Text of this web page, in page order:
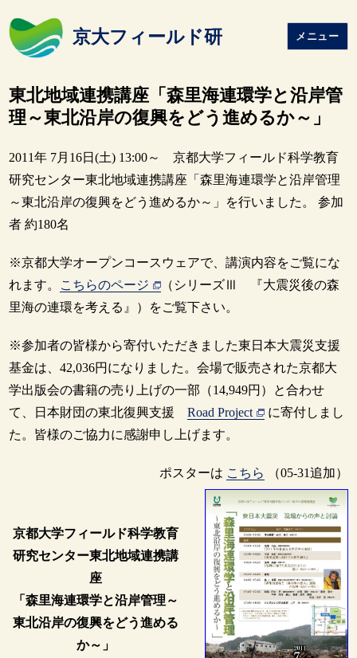
京大フィールド研 メニュー
東北地域連携講座「森里海連環学と沿岸管
理～東北沿岸の復興をどう進めるか～」
2011年 7月16日(土) 13:00～ 京都大学フィールド科学教育
研究センター東北地域連携講座「森里海連環学と沿岸管理
～東北沿岸の復興をどう進めるか～」を行いました。 参加
者 約180名
※京都大学オープンコースウェアで、講演内容をご覧にな
れます。 こちらのページ
（シリーズⅢ 『大震災後の森
里海の連環を考える』）をご覧下さい。
※参加者の皆様から寄付いただきました東日本大震災支援
基金は、42,036円になりました。会場で販売された京都大
学出版会の書籍の売り上げの一部（14,949円）と合わせ
て、日本財団の東北復興支援Road Project
に寄付しまし
た。皆様のご協力に感謝申し上げます。
ポスターは こちら （05-31追加）
京都大学フィールド科学教育
研究センター東北地域連携講
座
「森里海連環学と沿岸管理～
東北沿岸の復興をどう進める
か～」